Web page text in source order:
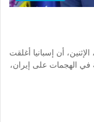
أن إسبانيا أغلقت
في الهجمات على إيران،